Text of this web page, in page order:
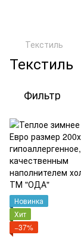
Текстиль
Текстиль
Фильтр
Новинка
Хит
−37%